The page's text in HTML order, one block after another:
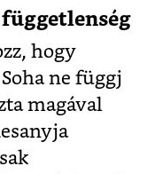
hogy
ne függj
magával